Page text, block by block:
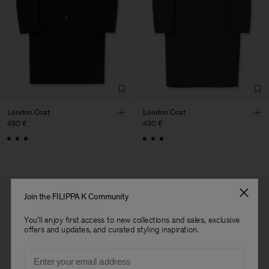
Factory UAB LTM Garments Lithuania
London Coat
490 €
London Coat
490 €
Join the FILIPPA K Community
You'll enjoy first access to new collections and sales, exclusive
offers and updates, and curated styling inspiration.